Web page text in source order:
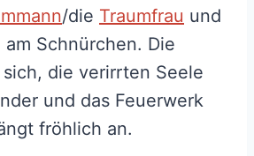
/die Traumfrau und
Schnürchen. Die
die verirrten Seele
und das Feuerwerk
fröhlich an.